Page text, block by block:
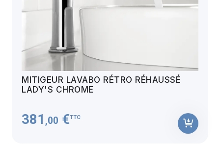
MITIGEUR LAVABO RÉTRO RÉHAUSSÉ
LADY'S CHROME
381 ,00 €TTC